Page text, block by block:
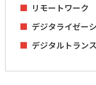
リモートワーク
デジタライゼー
デジタルトラン